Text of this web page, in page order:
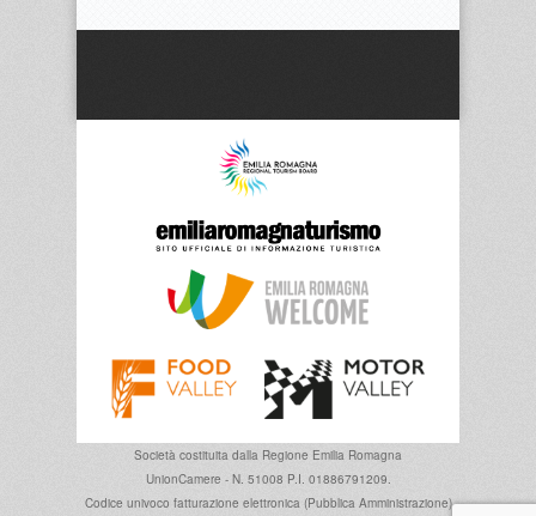
Società costituita dalla Regione Emilia Romagna
UnionCamere - N. 51008 P.I. 01886791209.
Codice univoco fatturazione elettronica (Pubblica Amministrazione)